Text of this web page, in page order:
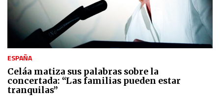
ESPAÑA
Celáa matiza sus palabras sobre la
concertada: “Las familias pueden estar
tranquilas”